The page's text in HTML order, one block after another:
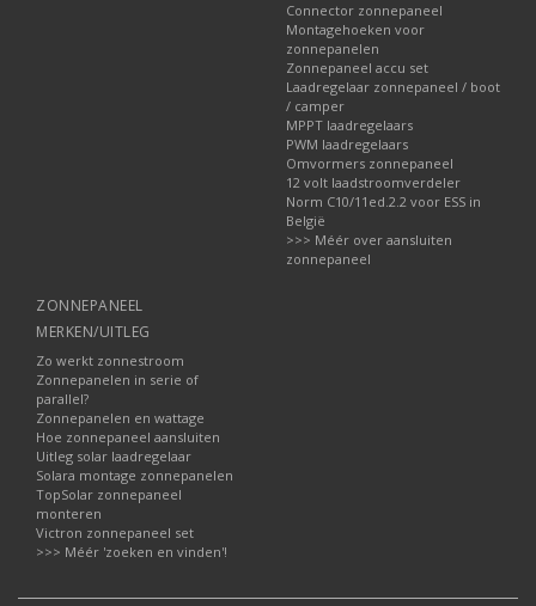
Connector zonnepaneel
Montagehoeken voor
zonnepanelen
Zonnepaneel accu set
Laadregelaar zonnepaneel / boot
/ camper
MPPT laadregelaars
PWM laadregelaars
Omvormers zonnepaneel
12 volt laadstroomverdeler
Norm C10/11ed.2.2 voor ESS in
België
>>> Méér over aansluiten
zonnepaneel
ZONNEPANEEL
MERKEN/UITLEG
Zo werkt zonnestroom
Zonnepanelen in serie of
parallel?
Zonnepanelen en wattage
Hoe zonnepaneel aansluiten
Uitleg solar laadregelaar
Solara montage zonnepanelen
TopSolar zonnepaneel
monteren
Victron zonnepaneel set
>>> Méér 'zoeken en vinden'!